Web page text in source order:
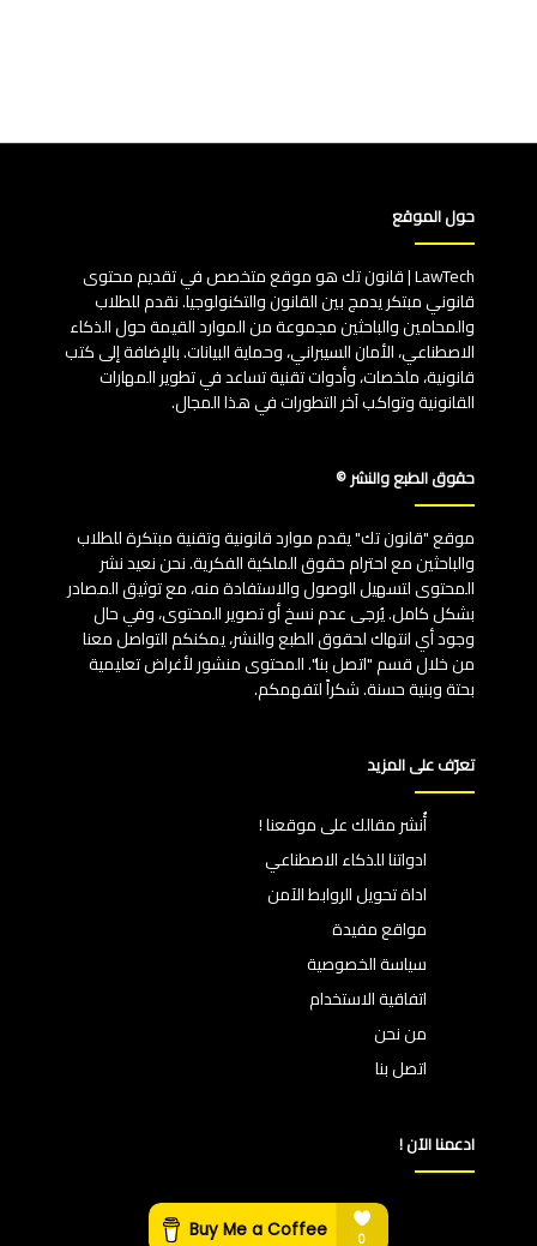
حول الموقع
LawTech | قانون تك هو موقع متخصص في تقديم محتوى
قانوني مبتكر يدمج بين القانون والتكنولوجيا. نقدم للطلاب
والمحامين والباحثين مجموعة من الموارد القيمة حول الذكاء
الاصطناعي، الأمان السيبراني، وحماية البيانات. بالإضافة إلى كتب
قانونية، ملخصات، وأدوات تقنية تساعد في تطوير المهارات
القانونية وتواكب آخر التطورات في هذا المجال.
حقوق الطبع والنشر ©
موقع "قانون تك" يقدم موارد قانونية وتقنية مبتكرة للطلاب
والباحثين مع احترام حقوق الملكية الفكرية. نحن نعيد نشر
المحتوى لتسهيل الوصول والاستفادة منه، مع توثيق المصادر
بشكل كامل. يُرجى عدم نسخ أو تصوير المحتوى، وفي حال
وجود أي انتهاك لحقوق الطبع والنشر، يمكنكم التواصل معنا
من خلال قسم "اتصل بنا". المحتوى منشور لأغراض تعليمية
بحتة وبنية حسنة. شكراً لتفهمكم.
تعرّف على المزيد
أُنشر مقالك على موقعنا !
ادواتنا للذكاء الاصطناعي
اداة تحويل الروابط الآمن
مواقع مفيدة
سياسة الخصوصية
اتفاقية الاستخدام
من نحن
اتصل بنا
ادعمنا الآن !